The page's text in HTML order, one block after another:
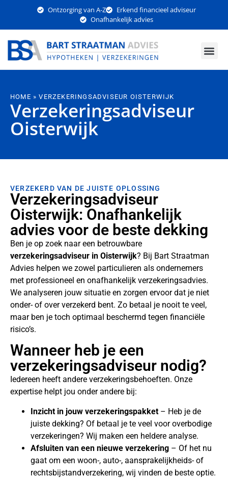
Ontzorging van A-Z
Erkend financieel adviseur
Onafhankelijk advies
HOME »VERZEKERINGSADVISEUR OISTERWIJK
Verzekeringsadviseur
Oisterwijk
VERZEKERD VAN DE JUISTE OPLOSSING
Verzekeringsadviseur
Oisterwijk: Onafhankelijk
advies voor de beste dekking
Ben je op zoek naar een betrouwbare
verzekeringsadviseur in Oisterwijk? Bij Bart Straatman
Advies helpen we zowel particulieren als ondernemers
met professioneel en onafhankelijk verzekeringsadvies.
We analyseren jouw situatie en zorgen ervoor dat je niet
onder- of over verzekerd bent. Zo betaal je nooit te veel,
maar ben je toch optimaal beschermd tegen financiële
risico’s.
Wanneer heb je een
verzekeringsadviseur nodig?
Iedereen heeft andere verzekeringsbehoeften. Onze
expertise helpt jou onder andere bij:
Inzicht in jouw verzekeringspakket – Heb je de
juiste dekking? Of betaal je te veel voor overbodige
verzekeringen? Wij maken een heldere analyse.
Afsluiten van een nieuwe verzekering – Of het nu
gaat om een woon-, auto-, aansprakelijkheids- of
rechtsbijstandverzekering, wij vinden de beste optie.